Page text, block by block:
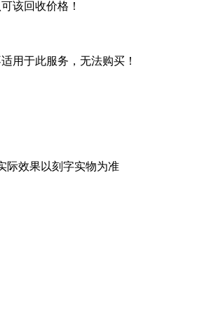
该回收价格！
用于此服务，无法购买！
际效果以刻字实物为准